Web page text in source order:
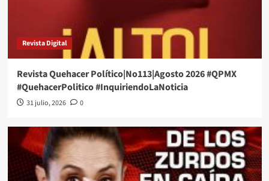
Revista Digital
Revista Quehacer Político|No113|Agosto 2026 #QPMX
#QuehacerPolitico #InquiriendoLaNoticia
31 julio, 2026 0